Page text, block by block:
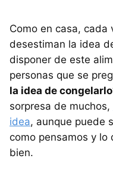
Como en casa, cada
desestiman la idea
disponer de este
personas que se
la idea de
sorpresa de muchos,
idea, aunque puede
como pensamos y lo
bien.